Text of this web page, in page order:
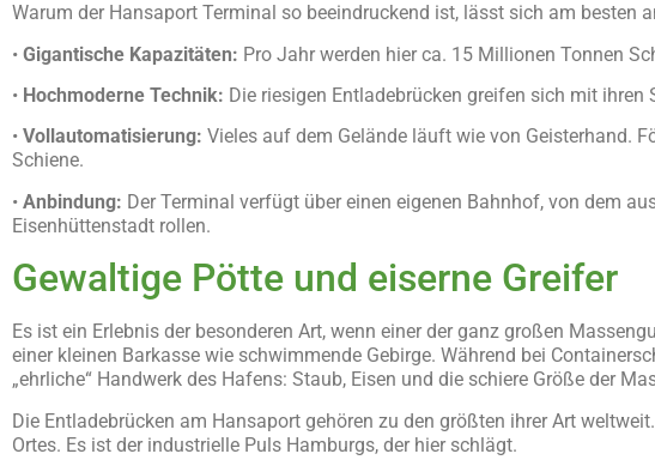
Warum der Hansaport Terminal so beeindruckend ist, lässt sich am besten
• Gigantische Kapazitäten: Pro Jahr werden hier ca. 15 Millionen Tonnen
• Hochmoderne Technik: Die riesigen Entladebrücken greifen sich mit
• Vollautomatisierung: Vieles auf dem Gelände läuft wie von Geisterhand.
Schiene.
• Anbindung: Der Terminal verfügt über einen eigenen Bahnhof, von dem
Eisenhüttenstadt rollen.
Gewaltige Pötte und eiserne Greifer
Es ist ein Erlebnis der besonderen Art, wenn einer der ganz großen
einer kleinen Barkasse wie schwimmende Gebirge. Während bei
„ehrliche“ Handwerk des Hafens: Staub, Eisen und die schiere Größe der
Die Entladebrücken am Hansaport gehören zu den größten ihrer Art
Ortes. Es ist der industrielle Puls Hamburgs, der hier schlägt.